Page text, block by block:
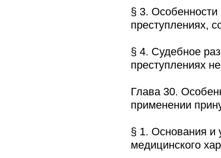
§ 3.
преступлениях,
§ 4. Судебное
преступлениях
Глава 30.
применении
§ 1. Основания и
медицинского